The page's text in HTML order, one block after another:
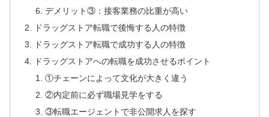
デメリット③：接客業務の比重が高い
ドラッグストア転職で後悔する人の特徴
ドラッグストア転職で成功する人の特徴
ドラッグストアへの転職を成功させるポイント
①チェーンによって文化が大きく違う
②内定前に必ず職場見学をする
③転職エージェントで非公開求人を探す